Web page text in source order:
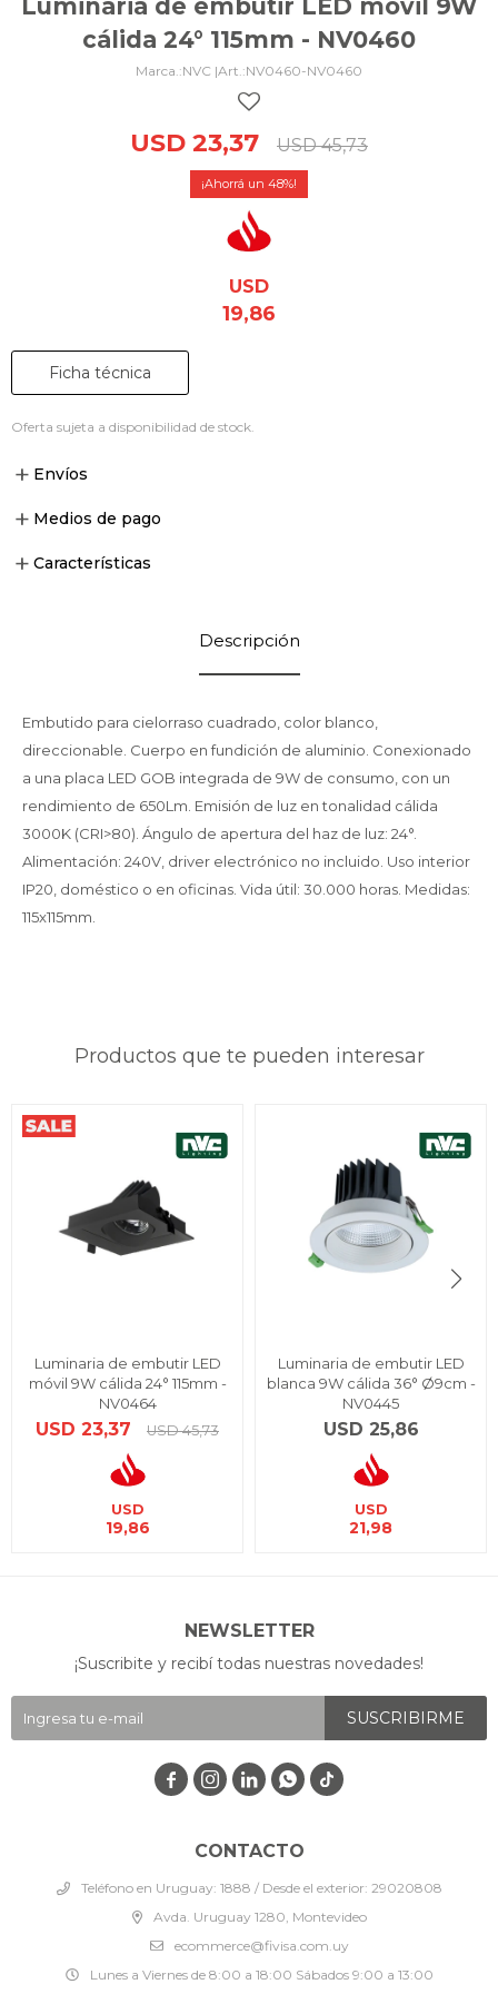
Luminaria de embutir LED móvil 9W
cálida 24° 115mm - NV0460
NVC | NV0460-NV0460
USD 23,37 USD 45,73
48
USD
19,86
Ficha técnica
Oferta sujeta a disponibilidad de stock.
Envíos
Medios de pago
Características
Descripción
Embutido para cielorraso cuadrado, color blanco,
direccionable. Cuerpo en fundición de aluminio. Conexionado
a una placa LED GOB integrada de 9W de consumo, con un
rendimiento de 650Lm. Emisión de luz en tonalidad cálida
3000K (CRI>80). Ángulo de apertura del haz de luz: 24°.
Alimentación: 240V, driver electrónico no incluido. Uso interior
IP20, doméstico o en oficinas. Vida útil: 30.000 horas. Medidas:
115x115mm.
Productos que te pueden interesar
Luminaria de embutir LED
móvil 9W cálida 24° 115mm -
NV0464
USD 23,37 USD 45,73
USD
19,86
Luminaria de embutir LED
blanca 9W cálida 36° Ø9cm -
NV0445
USD 25,86
USD
21,98
CONTACTO
Teléfono en Uruguay: 1888 / Desde el exterior: 29020808
Avda. Uruguay 1280, Montevideo
ecommerce@fivisa.com.uy
Lunes a Viernes de 8:00 a 18:00 Sábados 9:00 a 13:00
NEWSLETTER
¡Suscribite y recibí todas nuestras novedades!
SUSCRIBIRME
   